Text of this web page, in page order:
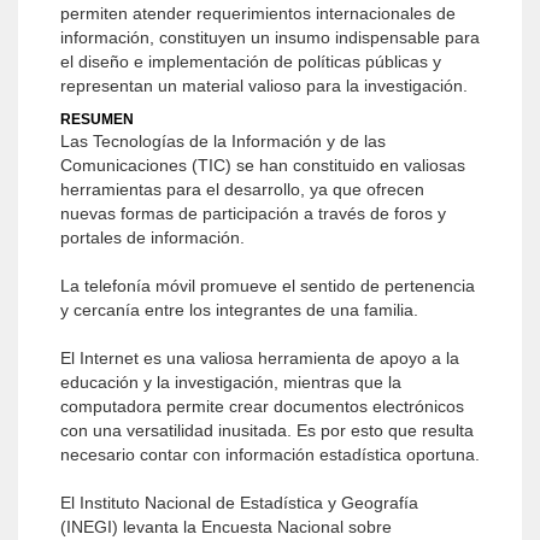
permiten atender requerimientos internacionales de
información, constituyen un insumo indispensable para
el diseño e implementación de políticas públicas y
representan un material valioso para la investigación.
RESUMEN
Las Tecnologías de la Información y de las
Comunicaciones (TIC) se han constituido en valiosas
herramientas para el desarrollo, ya que ofrecen
nuevas formas de participación a través de foros y
portales de información.
La telefonía móvil promueve el sentido de pertenencia
y cercanía entre los integrantes de una familia.
El Internet es una valiosa herramienta de apoyo a la
educación y la investigación, mientras que la
computadora permite crear documentos electrónicos
con una versatilidad inusitada. Es por esto que resulta
necesario contar con información estadística oportuna.
El Instituto Nacional de Estadística y Geografía
(INEGI) levanta la Encuesta Nacional sobre